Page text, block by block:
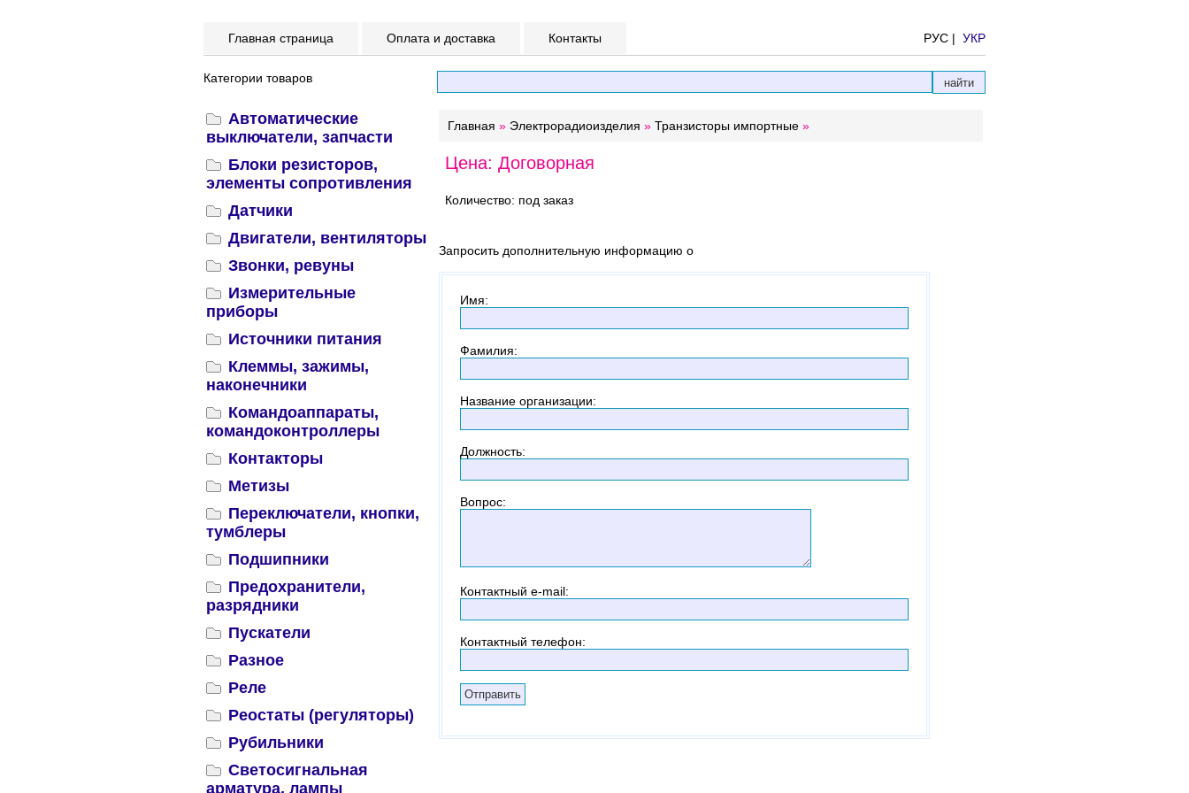
Главная страница Оплата и доставка Контакты РУС | УКР
Категории товаров
Автоматические
выключатели, запчасти
Блоки резисторов,
элементы сопротивления
Датчики
Двигатели, вентиляторы
Звонки, ревуны
Измерительные
приборы
Источники питания
Клеммы, зажимы,
наконечники
Командоаппараты,
командоконтроллеры
Контакторы
Метизы
Переключатели, кнопки,
тумблеры
Подшипники
Предохранители,
разрядники
Пускатели
Разное
Реле
Реостаты (регуляторы)
Рубильники
Светосигнальная
арматура, лампы
Главная » Электрорадиоизделия » Транзисторы импортные »
Цена: Договорная
Количество: под заказ
Запросить дополнительную информацию о
Имя:
Фамилия:
Название организации:
Должность:
Вопрос:
Контактный e-mail:
Контактный телефон: